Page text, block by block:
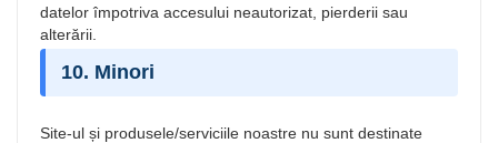
datelor împotriva accesului neautorizat, pierderii sau
alterării.
10. Minori
Site-ul și produsele/serviciile noastre nu sunt destinate